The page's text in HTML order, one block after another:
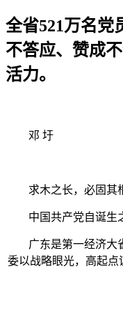
全省521万名党
不答应、赞成
活力。
邓 圩
求木之长，必固其
中国共产党自诞生
广东是第一经济大
委以战略眼光，高起点